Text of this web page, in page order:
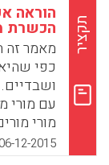
מתמטיים
היספאניים ו-19
תקציר
הוראה
הכשרת
מאמר זה
כפי
עם מורי
מורי
הניתוח
הרפורמה
06-12-2015